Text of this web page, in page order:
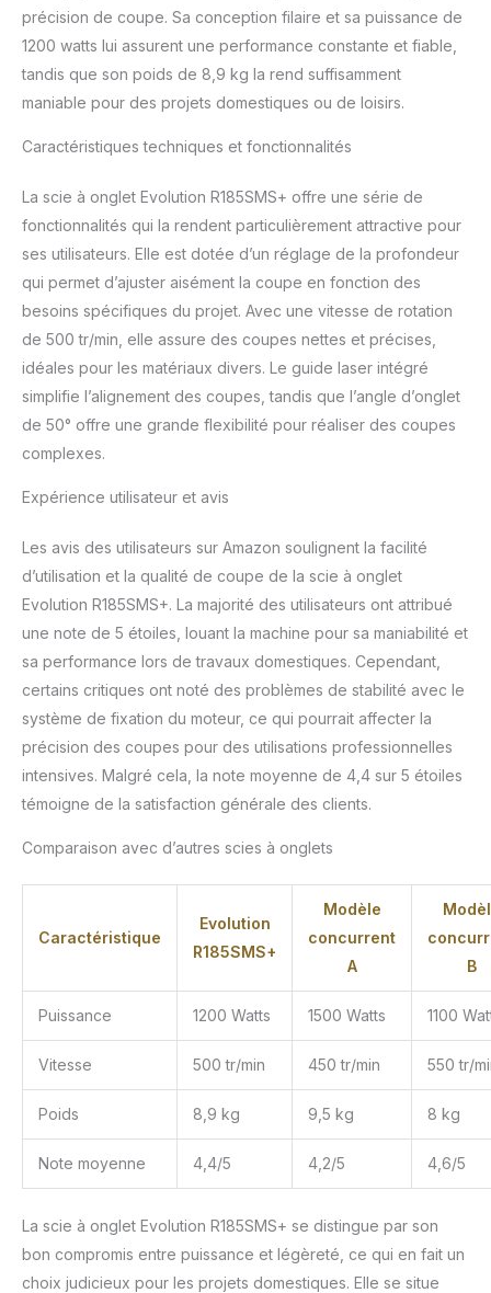
précision de coupe. Sa conception filaire et sa puissance de
1200 watts lui assurent une performance constante et fiable,
tandis que son poids de 8,9 kg la rend suffisamment
maniable pour des projets domestiques ou de loisirs.
Caractéristiques techniques et fonctionnalités
La scie à onglet Evolution R185SMS+ offre une série de
fonctionnalités qui la rendent particulièrement attractive pour
ses utilisateurs. Elle est dotée d’un réglage de la profondeur
qui permet d’ajuster aisément la coupe en fonction des
besoins spécifiques du projet. Avec une vitesse de rotation
de 500 tr/min, elle assure des coupes nettes et précises,
idéales pour les matériaux divers. Le guide laser intégré
simplifie l’alignement des coupes, tandis que l’angle d’onglet
de 50° offre une grande flexibilité pour réaliser des coupes
complexes.
Expérience utilisateur et avis
Les avis des utilisateurs sur Amazon soulignent la facilité
d’utilisation et la qualité de coupe de la scie à onglet
Evolution R185SMS+. La majorité des utilisateurs ont attribué
une note de 5 étoiles, louant la machine pour sa maniabilité et
sa performance lors de travaux domestiques. Cependant,
certains critiques ont noté des problèmes de stabilité avec le
système de fixation du moteur, ce qui pourrait affecter la
précision des coupes pour des utilisations professionnelles
intensives. Malgré cela, la note moyenne de 4,4 sur 5 étoiles
témoigne de la satisfaction générale des clients.
Comparaison avec d’autres scies à onglets
Caractéristique
Evolution
R185SMS+
Modèle
concurrent
A
B
Puissance 1200 Watts 1500 Watts 1100
Vitesse 500 tr/min 450 tr/min 550 tr/
Poids 8,9 kg 9,5 kg 8 kg
Note moyenne 4,4/5 4,2/5 4,6/5
La scie à onglet Evolution R185SMS+ se distingue par son
bon compromis entre puissance et légèreté, ce qui en fait un
choix judicieux pour les projets domestiques. Elle se situe